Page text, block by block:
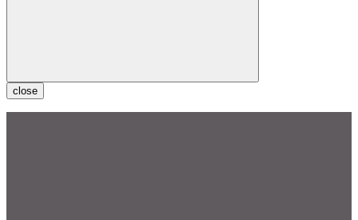
close